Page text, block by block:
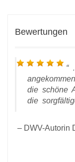
Bewertungen
die schöne
die
DWV-Autorin